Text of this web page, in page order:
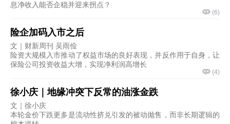
息净收入能否企稳并迎来拐点？
(6)
险企加码入市之后
文｜财新周刊 吴雨俭
险资大规模入市推动了权益市场的良好表现，并反作用于自身，让
保险公司投资收益大增，实现净利润高增长
(4)
徐小庆｜地缘冲突下反常的油涨金跌
文｜徐小庆
本轮金价下跌更多是流动性挤兑引发的被动抛售，而非长期逻辑的